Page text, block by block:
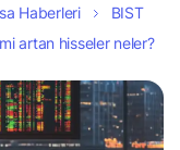
Haberleri
BIST
artan hisseler neler?